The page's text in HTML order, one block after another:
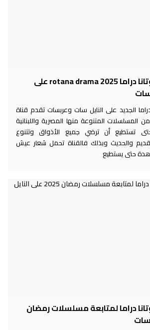
جديد تردد قناة روتانا دراما 2025 rotana drama على
دراما الجديد على النايل سات وعربسات تقدم قناة
من المسلسلات المتنوعة منها المصرية واللبنانية
حتى تستطيع أن ترضي جميع الأذواق وتتنوع
والحديث وبذلك فالقناة تحمل شعار عيش
حتى يستطيع
دراما لمتابعة مسلسلات رمضان